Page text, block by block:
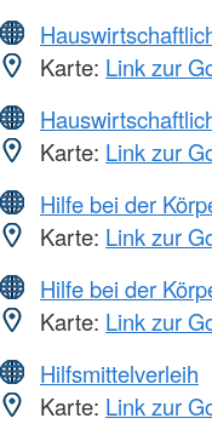
Karte: Link zur
Karte: Link zur
Hilfe bei der
Karte: Link zur
Hilfe bei der
Karte: Link zur
Hilfsmittelverleih
Karte: Link zur